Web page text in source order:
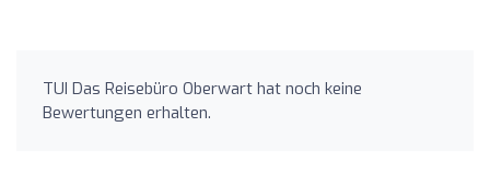
TUI Das Reisebüro Oberwart hat noch keine
Bewertungen erhalten.